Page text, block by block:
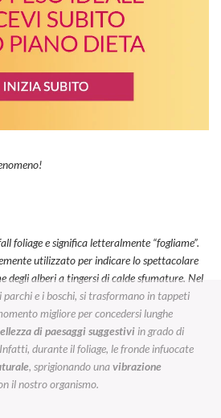
foliagee significa letteralmente “fogliame”.
utilizzato per indicare lo spettacolare
degli alberi a tingersi di calde sfumature. Nel
e i boschi, si trasformano in tappeti
migliore per concedersi lunghe
di paesaggi suggestiviin grado di
durante ilfoliage, le fronde infuocate
, sprigionando unavibrazione
il nostro organismo.